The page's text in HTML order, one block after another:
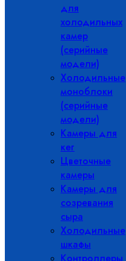
для
холодильных
камер
(серийные
модели)
Холодильные
моноблоки
(серийные
модели)
Камеры для
кег
Цветочные
камеры
Камеры для
созревания
сыра
Холодильные
шкафы